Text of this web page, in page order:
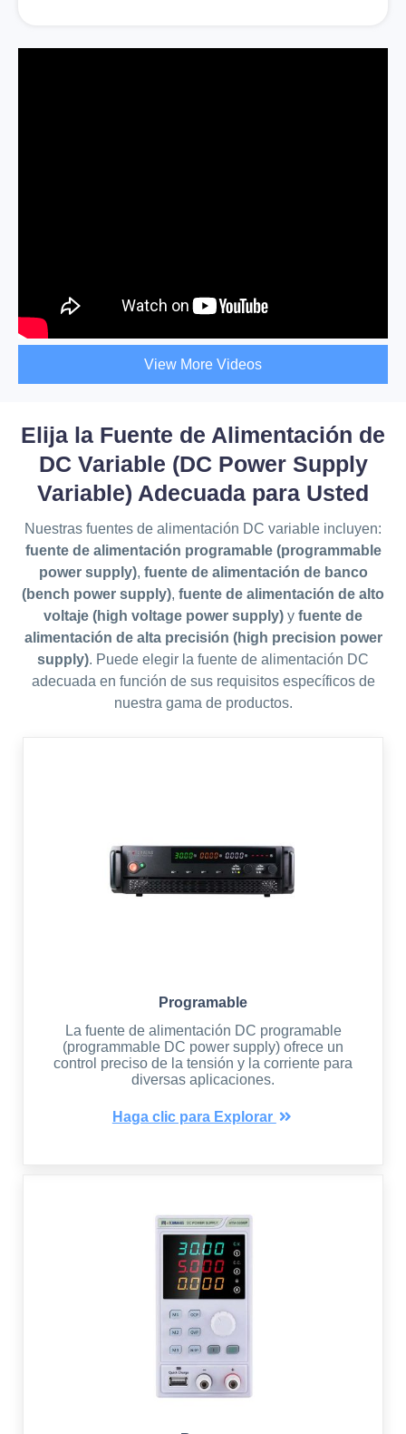
View More Videos
Elija la Fuente de Alimentación de
DC Variable (DC Power Supply
Variable) Adecuada para Usted
Nuestras fuentes de alimentación DC variable incluyen:
fuente de alimentación programable (programmable
power supply), fuente de alimentación de banco
(bench power supply), fuente de alimentación de alto
voltaje (high voltage power supply) y fuente de
alimentación de alta precisión (high precision power
supply). Puede elegir la fuente de alimentación DC
adecuada en función de sus requisitos específicos de
nuestra gama de productos.
Programable
La fuente de alimentación DC programable
(programmable DC power supply) ofrece un
control preciso de la tensión y la corriente para
diversas aplicaciones.
Haga clic para Explorar